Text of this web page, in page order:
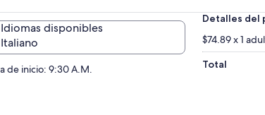
Idiomas disponibles
Italiano
de inicio: 9:30 A.M.
Detalles del
$74.89 x 1
Total